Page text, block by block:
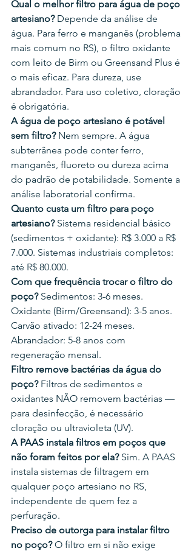
Qual o melhor filtro para água de poço
artesiano? Depende da análise de
água. Para ferro e manganês (problema
mais comum no RS), o filtro oxidante
com leito de Birm ou Greensand Plus é
o mais eficaz. Para dureza, use
abrandador. Para uso coletivo, cloração
é obrigatória.
A água de poço artesiano é potável
sem filtro? Nem sempre. A água
subterrânea pode conter ferro,
manganês, fluoreto ou dureza acima
do padrão de potabilidade. Somente a
análise laboratorial confirma.
Quanto custa um filtro para poço
artesiano? Sistema residencial básico
(sedimentos + oxidante): R$ 3.000 a R$
7.000. Sistemas industriais completos:
até R$ 80.000.
Com que frequência trocar o filtro do
poço? Sedimentos: 3-6 meses.
Oxidante (Birm/Greensand): 3-5 anos.
Carvão ativado: 12-24 meses.
Abrandador: 5-8 anos com
regeneração mensal.
Filtro remove bactérias da água do
poço? Filtros de sedimentos e
oxidantes NÃO removem bactérias —
para desinfecção, é necessário
cloração ou ultravioleta (UV).
A PAAS instala filtros em poços que
não foram feitos por ela? Sim. A PAAS
instala sistemas de filtragem em
qualquer poço artesiano no RS,
independente de quem fez a
perfuração.
Preciso de outorga para instalar filtro
no poço? O filtro em si não exige